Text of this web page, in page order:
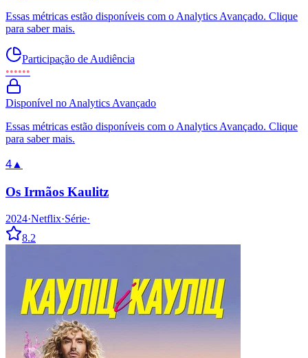
Essas métricas estão disponíveis com o Analytics Avançado. Clique
para saber mais.
Participação de Audiência
••••••
Disponível no Analytics Avançado
Essas métricas estão disponíveis com o Analytics Avançado. Clique
para saber mais.
4 ▲
Os Irmãos Kaulitz
2024·Netflix·Série·
8.2